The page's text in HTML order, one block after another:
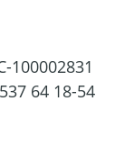
100002831
537 64 18-54